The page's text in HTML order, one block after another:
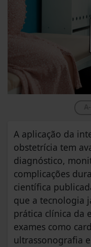
A aplicação da
obstetrícia tem
diagnóstico,
complicações
científica
que a tecnologia
prática clínica da
exames como
ultrassonografia